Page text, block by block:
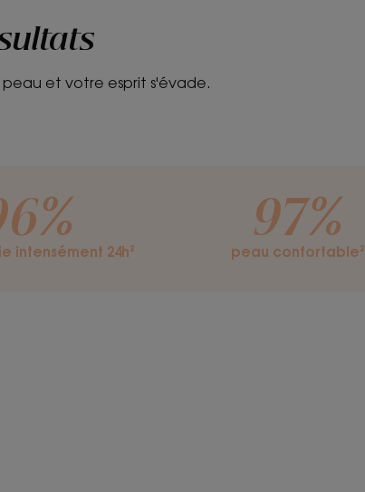
une sensation de confort qui dure****.
Avantage de la texture
Lait hydratant, texture ultra-légère et non
et votre esprit s'évade.
intensément 24h²
97%
peau confortable²